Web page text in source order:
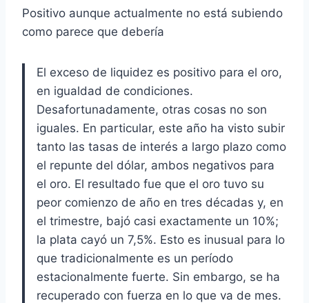
Positivo aunque actualmente no está subiendo
como parece que debería
El exceso de liquidez es positivo para el oro,
en igualdad de condiciones.
Desafortunadamente, otras cosas no son
iguales. En particular, este año ha visto subir
tanto las tasas de interés a largo plazo como
el repunte del dólar, ambos negativos para
el oro. El resultado fue que el oro tuvo su
peor comienzo de año en tres décadas y, en
el trimestre, bajó casi exactamente un 10%;
la plata cayó un 7,5%. Esto es inusual para lo
que tradicionalmente es un período
estacionalmente fuerte. Sin embargo, se ha
recuperado con fuerza en lo que va de mes.